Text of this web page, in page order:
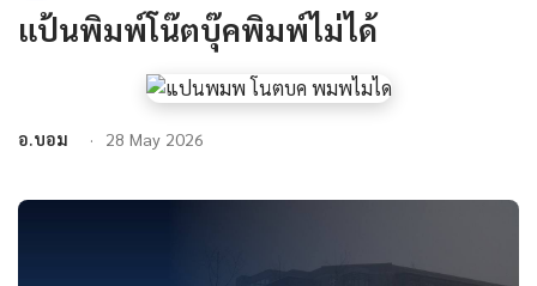
แป้นพิมพ์โน๊ตบุ๊คพิมพ์ไม่ได้
อ.บอม 28 May 2026